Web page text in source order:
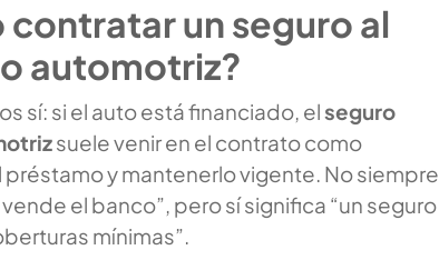
un seguro al
automotriz?
sí: si el auto está financiado, elseguro
suele venir en el contrato como
y mantenerlo vigente. No siempre
el banco”, pero sí significa “un seguro
mínimas”.